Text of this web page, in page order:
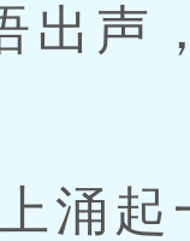
出声
涌起